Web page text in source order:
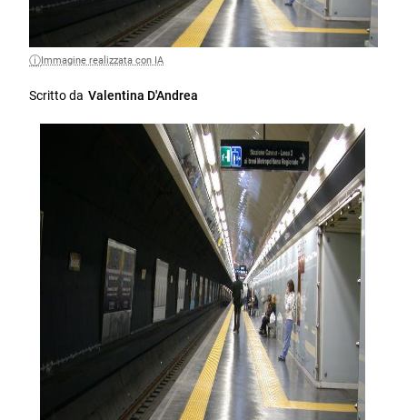
Immagine realizzata con IA
Scritto da Valentina D'Andrea